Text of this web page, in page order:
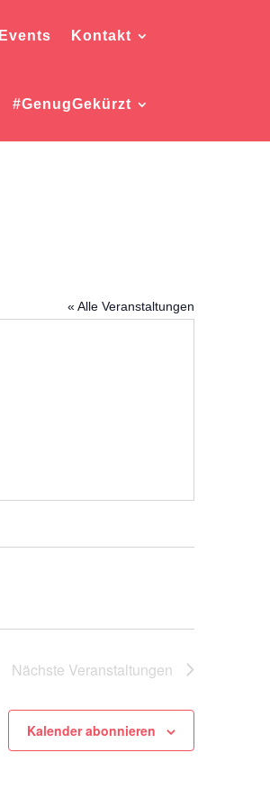
Events Kontakt
#GenugGekürzt
« Alle Veranstaltungen
Nächste Veranstaltungen
Kalender abonnieren